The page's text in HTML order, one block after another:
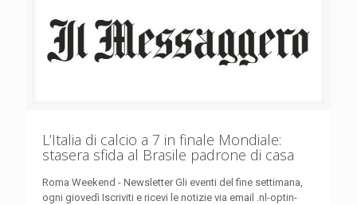
L’Italia di calcio a 7 in finale Mondiale:
stasera sfida al Brasile padrone di casa
Roma Weekend - Newsletter Gli eventi del fine settimana,
ogni giovedì Iscriviti e ricevi le notizie via email .nl-optin-